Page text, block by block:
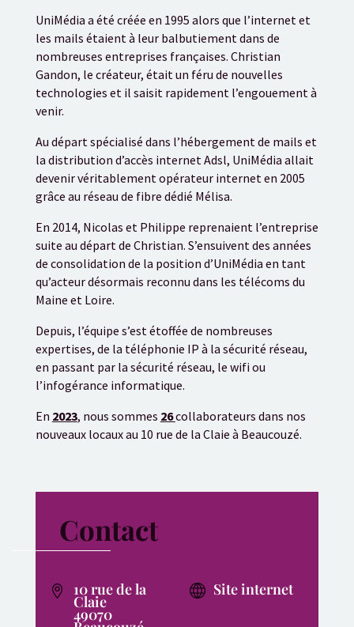
UniMédia a été créée en 1995 alors que l’internet et
les mails étaient à leur balbutiement dans de
nombreuses entreprises françaises. Christian
Gandon, le créateur, était un féru de nouvelles
technologies et il saisit rapidement l’engouement à
venir.
Au départ spécialisé dans l’hébergement de mails et
la distribution d’accès internet Adsl, UniMédia allait
devenir véritablement opérateur internet en 2005
grâce au réseau de fibre dédié Mélisa.
En 2014, Nicolas et Philippe reprenaient l’entreprise
suite au départ de Christian. S’ensuivent des années
de consolidation de la position d’UniMédia en tant
qu’acteur désormais reconnu dans les télécoms du
Maine et Loire.
Depuis, l’équipe s’est étoffée de nombreuses
expertises, de la téléphonie IP à la sécurité réseau,
en passant par la sécurité réseau, le wifi ou
l’infogérance informatique.
En 2023, nous sommes 26collaborateurs dans nos
nouveaux locaux au 10 rue de la Claie à Beaucouzé.
Contact
10 rue de la
Claie
49070
Site internet